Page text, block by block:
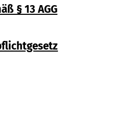
§ 13 AGG